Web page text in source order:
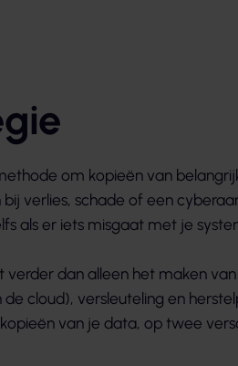
om kopieën van
verlies, schade of een
als er iets misgaat met je
dan alleen het maken
cloud), versleuteling en
van je data, op twee